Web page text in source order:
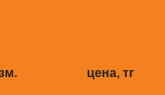
цена, тг